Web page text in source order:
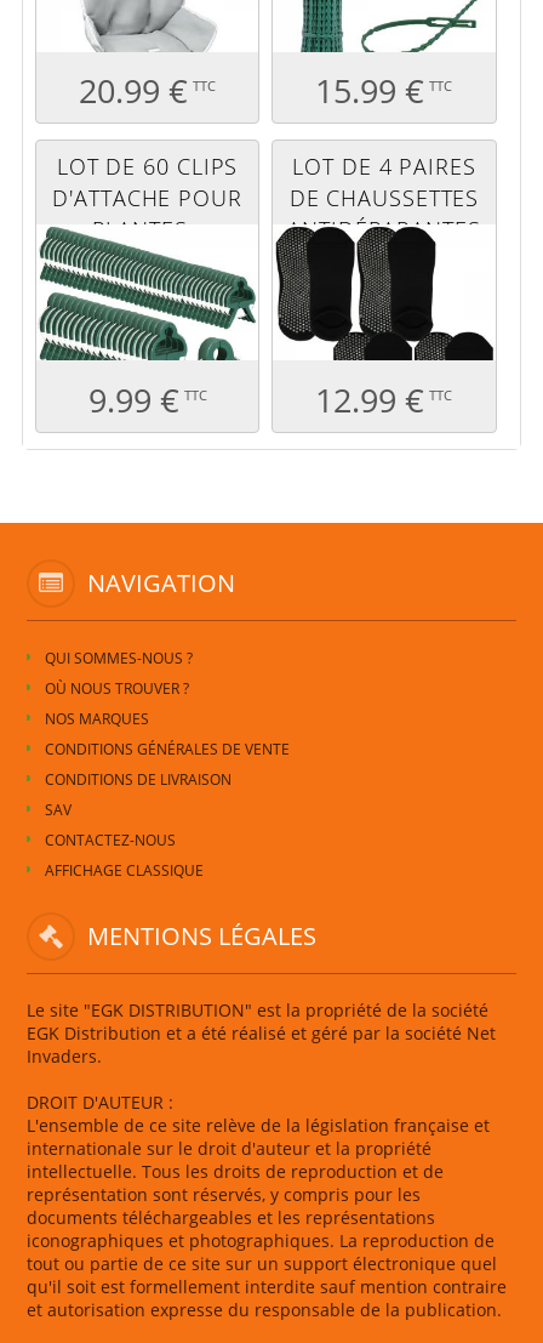
20.99 € TTC 15.99 € TTC
LOT DE 60 CLIPS
D'ATTACHE POUR
PLANTES -
GRANDE TAILLE
9.99 € TTC
LOT DE 4 PAIRES
DE CHAUSSETTES
ANTIDÉRAPANTES
- S - NOIR
12.99 € TTC
NAVIGATION
QUI SOMMES-NOUS ?
OÙ NOUS TROUVER ?
NOS MARQUES
CONDITIONS GÉNÉRALES DE VENTE
CONDITIONS DE LIVRAISON
SAV
CONTACTEZ-NOUS
AFFICHAGE CLASSIQUE
MENTIONS LÉGALES
Le site "EGK DISTRIBUTION" est la propriété de la société
EGK Distribution et a été réalisé et géré par la société Net
Invaders.
DROIT D'AUTEUR :
L'ensemble de ce site relève de la législation française et
internationale sur le droit d'auteur et la propriété
intellectuelle. Tous les droits de reproduction et de
représentation sont réservés, y compris pour les
documents téléchargeables et les représentations
iconographiques et photographiques. La reproduction de
tout ou partie de ce site sur un support électronique quel
qu'il soit est formellement interdite sauf mention contraire
et autorisation expresse du responsable de la publication.